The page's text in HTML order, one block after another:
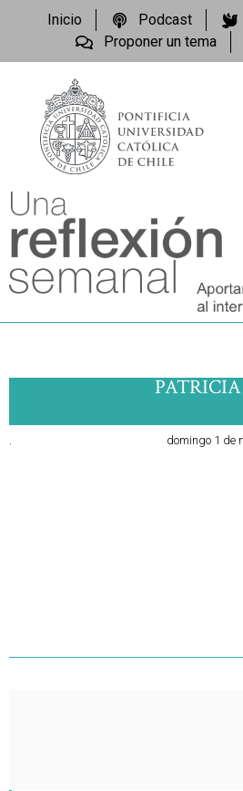
Inicio Podcast
Proponer un tema
. domingo 1 de